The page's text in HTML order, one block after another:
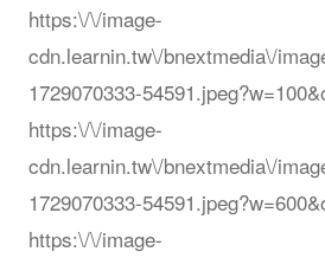
https:\/\/image-
cdn.learnin.tw\/bnextmedia\/
1729070333-
https:\/\/image-
cdn.learnin.tw\/bnextmedia\/
1729070333-
https:\/\/image-